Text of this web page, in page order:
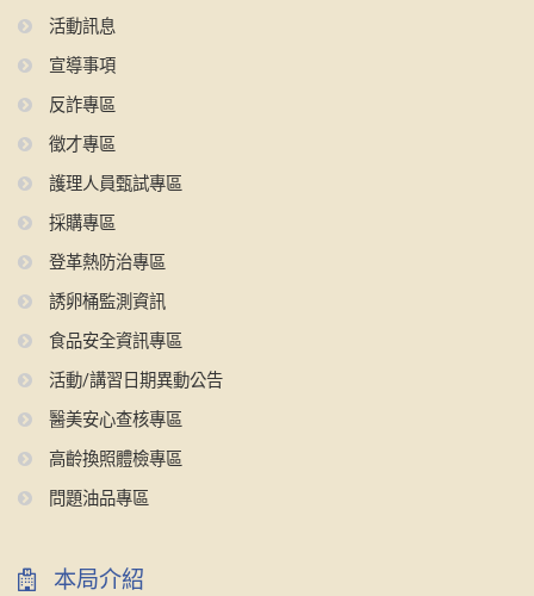
活動訊息
宣導事項
反詐專區
徵才專區
護理人員甄試專區
採購專區
登革熱防治專區
誘卵桶監測資訊
食品安全資訊專區
活動/講習日期異動公告
醫美安心查核專區
高齡換照體檢專區
問題油品專區
本局介紹